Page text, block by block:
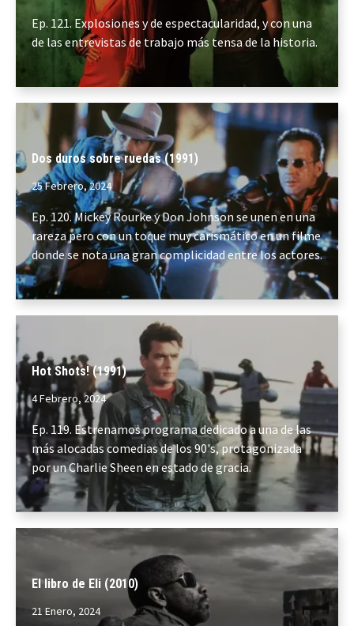
Ep. 121. Explosiones y de espectacularidad, y con una
de las entrevistas de trabajo más tensa de la historia.
Dos duros sobre ruedas (1991)
25 Febrero, 2024
Ep. 120. Mickey Rourke y Don Johnson se unen en una
rareza pero con un toque muy carismático en un filme
donde se nota una gran complicidad entre los actores.
Hot Shots! (1991)
4 Febrero, 2024
Ep. 119. Estrenamos programa dedicado a una de las
más alocadas comedias de los 90's, protagonizada
por un Charlie Sheen en estado de gracia.
El libro de Eli (2010)
21 Enero, 2024